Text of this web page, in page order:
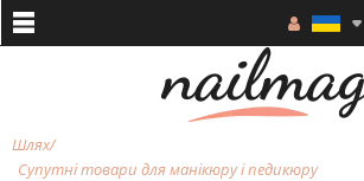
Шлях
Супутні товари для манікюру і педикюру